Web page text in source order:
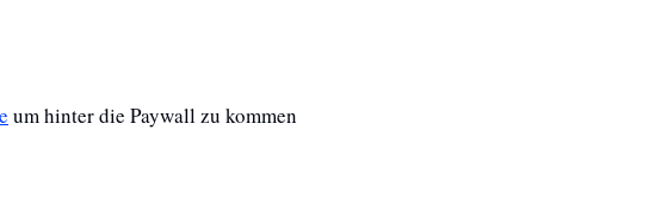
um hinter die Paywall zu kommen